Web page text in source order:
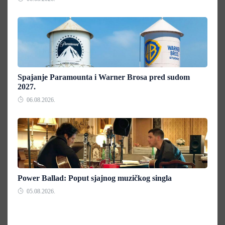
Spajanje Paramounta i Warner Brosa pred sudom
2027.
06.08.2026.
Power Ballad: Poput sjajnog muzičkog singla
05.08.2026.